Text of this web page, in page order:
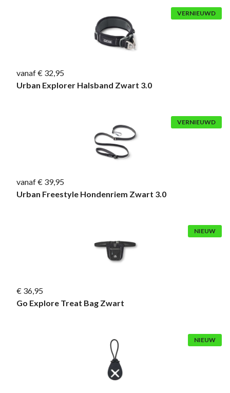
VERNIEUWD
vanaf € 32,95
Urban Explorer Halsband Zwart 3.0
VERNIEUWD
vanaf € 39,95
Urban Freestyle Hondenriem Zwart 3.0
NIEUW
€ 36,95
Go Explore Treat Bag Zwart
NIEUW